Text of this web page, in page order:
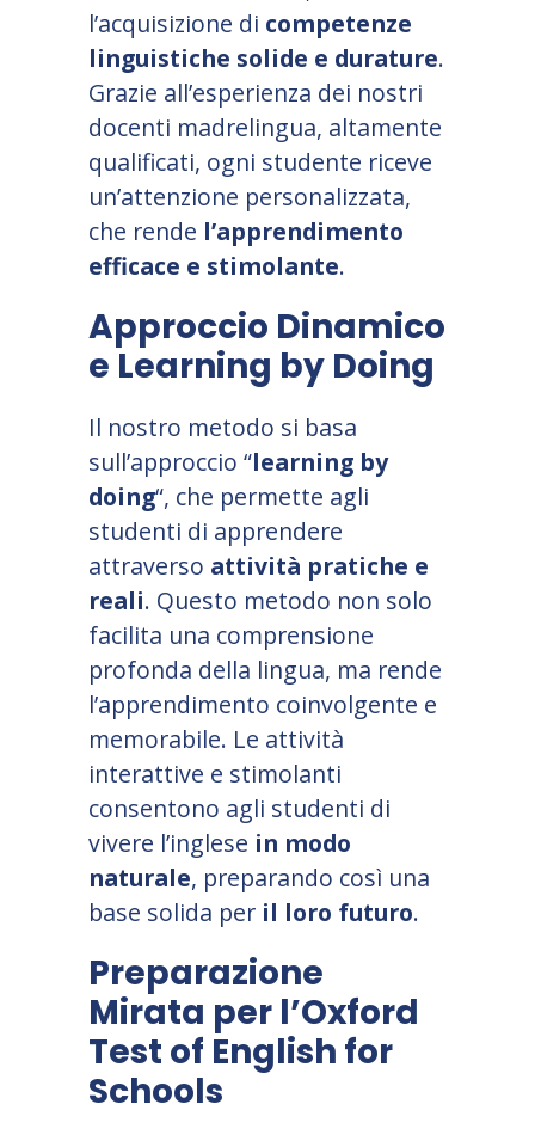
l’acquisizione di competenze
linguistiche solide e durature.
Grazie all’esperienza dei nostri
docenti madrelingua, altamente
qualificati, ogni studente riceve
un’attenzione personalizzata,
che rende l’apprendimento
efficace e stimolante.
Approccio Dinamico
e Learning by Doing
Il nostro metodo si basa
sull’approccio “learning by
doing“, che permette agli
studenti di apprendere
attraverso attività pratiche e
reali. Questo metodo non solo
facilita una comprensione
profonda della lingua, ma rende
l’apprendimento coinvolgente e
memorabile. Le attività
interattive e stimolanti
consentono agli studenti di
vivere l’inglese in modo
naturale, preparando così una
base solida per il loro futuro.
Preparazione
Mirata per l’Oxford
Test of English for
Schools